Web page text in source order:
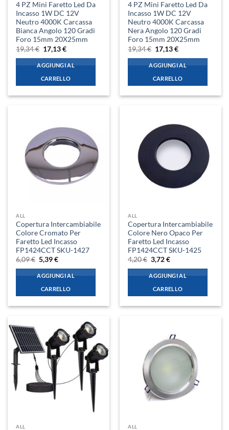
4 PZ Mini Faretto Led Da
Incasso 1W DC 12V
Neutro 4000K Carcassa
Bianca Angolo 120 Gradi
Foro 15mm 20X25mm
19,34€ Il
prezzo
originale
era:
19,34 €.
17,13€Il
attuale
è:
17,13 €.
AGGIUNGI AL
CARRELLO
4 PZ Mini Faretto Led Da
Incasso 1W DC 12V
Neutro 4000K Carcassa
Nera Angolo 120 Gradi
Foro 15mm 20X25mm
19,34€ Il
prezzo
originale
era:
19,34 €.
17,13€Il
attuale
è:
17,13 €.
AGGIUNGI AL
CARRELLO
ALL
Copertura Intercambiabile
Colore Cromato Per
Faretto Led Incasso
FP1424CCT SKU-1427
6,09€ Il
prezzo
originale
era:
6,09 €.
5,39€Il
attuale
è:
5,39 €.
AGGIUNGI AL
CARRELLO
ALL
Copertura Intercambiabile
Colore Nero Opaco Per
Faretto Led Incasso
FP1424CCT SKU-1425
4,20€ Il
prezzo
originale
era:
4,20 €.
3,72€Il
attuale
è:
3,72 €.
AGGIUNGI AL
CARRELLO
ALL ALL